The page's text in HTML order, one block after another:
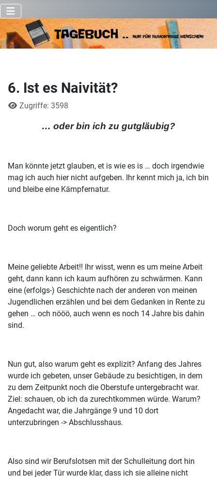
6. Ist es Naivität?
DetailsZugriffe: 3598
… oder bin ich zu gutgläubig?
Man könnte jetzt glauben, et is wie es is … doch irgendwie
mag ich auch hier nicht aufgeben. Ihr kennt mich ja, ich bin
und bleibe eine Kämpfernatur.
Doch worum geht es eigentlich?
Meine geliebte Arbeit!! Ihr wisst, wenn es um meine Arbeit
geht, dann kann ich kaum aufhören zu schwärmen. Kann
eine (erfolgs-) Geschichte nach der anderen von meinen
Jugendlichen erzählen und bei dem Gedanken in Rente zu
gehen … och nööö, auch wenn es noch 14 Jahre bis dahin
sind.
Nun gut, also warum geht es explizit? Anfang des Jahres
wurde ich gebeten, unser Gebäude zu besichtigen, in dem
zu dem Zeitpunkt noch die Oberstufe untergebracht war.
Ziel: schauen, ob ich da zurechtkommen würde. Warum?
Angedacht war, die Jahrgänge 9 und 10 dort
unterzubringen -> Abschlusshaus.
Also sind wir Berufslotsen mit der Schulleitung dort hin
und bei jeder Tür wurde klar, dass ich sie alleine nicht